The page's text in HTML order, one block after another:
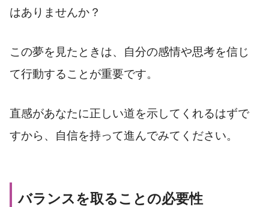
はありませんか？
この夢を見たときは、自分の感情や思考を信じ
て行動することが重要です。
直感があなたに正しい道を示してくれるはずで
すから、自信を持って進んでみてください。
バランスを取ることの必要性